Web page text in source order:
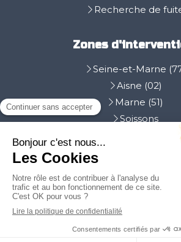
Recherche de
Zones
Seine-et-Marne
Aisne (02)
Marne (51)
Soissons
La Ferté-sous-
Mentions légales